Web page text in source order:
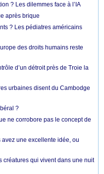
? Les dilemmes face à l’IA
après brique
? Les pédiatres américains
des droits humains reste
d’un détroit près de Troie la
urbaines disent du Cambodge
?
ne corrobore pas le concept de
avez une excellente idée, ou
créatures qui vivent dans une nuit